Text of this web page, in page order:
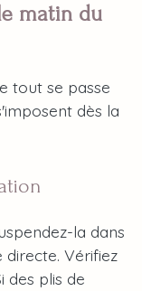
matin du
tout se passe
dès la
la dans
Vérifiez
des plis de